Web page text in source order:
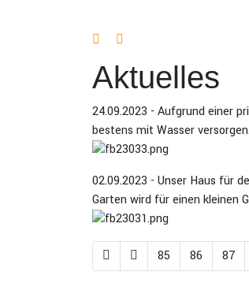
Aktuelles
24.09.2023 - Aufgrund einer
bestens mit Wasser
02.09.2023 - Unser Haus für
Garten wird für einen kleinen
85 86 87